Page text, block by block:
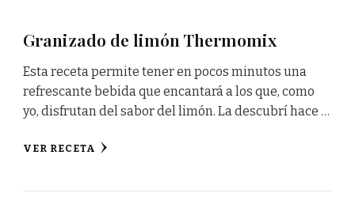
Granizado de limón Thermomix
Esta receta permite tener en pocos minutos una
refrescante bebida que encantará a los que, como
yo, disfrutan del sabor del limón. La descubrí­ hace …
VER RECETA